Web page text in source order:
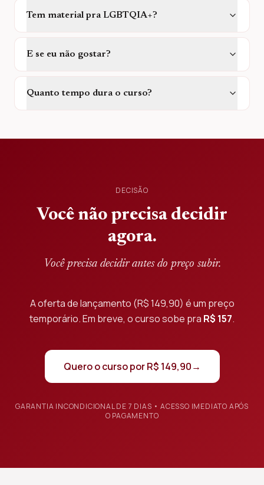
Tem material pra LGBTQIA+?
E se eu não gostar?
Quanto tempo dura o curso?
DECISÃO
Você não precisa decidir
agora.
Você precisa decidir antes do preço subir.
A oferta de lançamento (R$ 149,90) é um preço
temporário. Em breve, o curso sobe pra R$ 157.
Quero o curso porR$ 149,90→
GARANTIA INCONDICIONAL DE 7 DIAS • ACESSO IMEDIATO APÓS
O PAGAMENTO